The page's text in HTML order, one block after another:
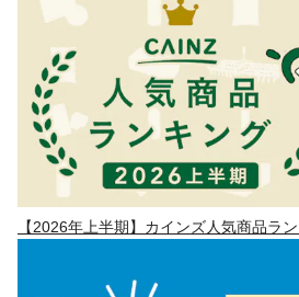
【2026年上半期】カインズ人気商品ラ